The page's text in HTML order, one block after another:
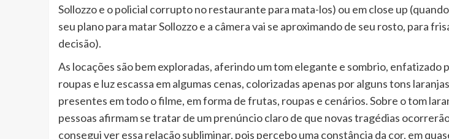
Sollozzo e o policial corrupto no restaurante para mata-los) ou em close up
seu plano para matar Sollozzo e a câmera vai se aproximando de seu rosto, para
decisão).
As locações são bem exploradas, aferindo um tom elegante e sombrio, enfatizado
roupas e luz escassa em algumas cenas, colorizadas apenas por alguns tons
presentes em todo o filme, em forma de frutas, roupas e cenários. Sobre o tom
pessoas afirmam se tratar de um prenúncio claro de que novas tragédias
consegui ver essa relação subliminar, pois percebo uma constância da cor, em